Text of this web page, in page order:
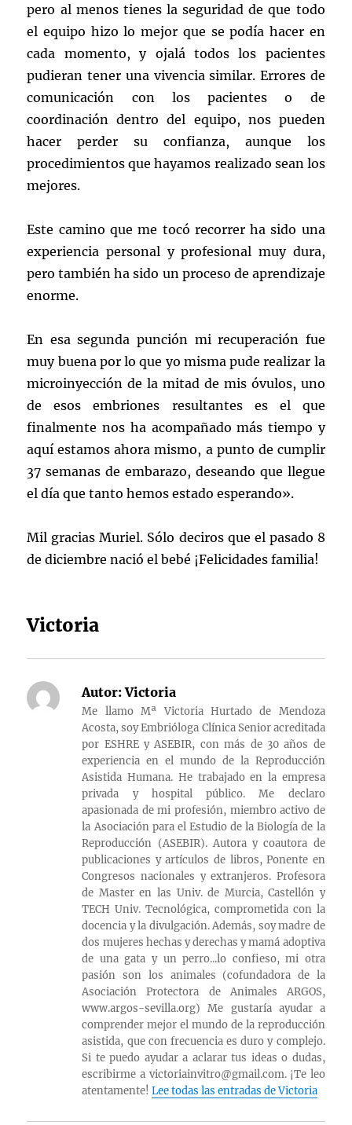
pero al menos tienes la seguridad de que todo
el equipo hizo lo mejor que se podía hacer en
cada momento, y ojalá todos los pacientes
pudieran tener una vivencia similar. Errores de
comunicación con los pacientes o de
coordinación dentro del equipo, nos pueden
hacer perder su confianza, aunque los
procedimientos que hayamos realizado sean los
mejores.
Este camino que me tocó recorrer ha sido una
experiencia personal y profesional muy dura,
pero también ha sido un proceso de aprendizaje
enorme.
En esa segunda punción mi recuperación fue
muy buena por lo que yo misma pude realizar la
microinyección de la mitad de mis óvulos, uno
de esos embriones resultantes es el que
finalmente nos ha acompañado más tiempo y
aquí estamos ahora mismo, a punto de cumplir
37 semanas de embarazo, deseando que llegue
el día que tanto hemos estado esperando».
Mil gracias Muriel. Sólo deciros que el pasado 8
de diciembre nació el bebé ¡Felicidades familia!
Victoria
Autor:Victoria
Me llamo Mª Victoria Hurtado de Mendoza
Acosta, soy Embrióloga Clínica Senior acreditada
por ESHRE y ASEBIR, con más de 30 años de
experiencia en el mundo de la Reproducción
Asistida Humana. He trabajado en la empresa
privada y hospital público. Me declaro
apasionada de mi profesión, miembro activo de
la Asociación para el Estudio de la Biología de la
Reproducción (ASEBIR). Autora y coautora de
publicaciones y artículos de libros, Ponente en
Congresos nacionales y extranjeros. Profesora
de Master en las Univ. de Murcia, Castellón y
TECH Univ. Tecnológica, comprometida con la
docencia y la divulgación. Además, soy madre de
dos mujeres hechas y derechas y mamá adoptiva
de una gata y un perro...lo confieso, mi otra
pasión son los animales (cofundadora de la
Asociación Protectora de Animales ARGOS,
www.argos-sevilla.org) Me gustaría ayudar a
comprender mejor el mundo de la reproducción
asistida, que con frecuencia es duro y complejo.
Si te puedo ayudar a aclarar tus ideas o dudas,
escribirme a victoriainvitro@gmail.com. ¡Te leo
atentamente!Lee todas las entradas de Victoria